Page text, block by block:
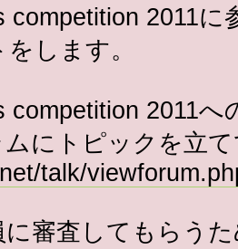
competition 2011
します。
competition 2011へ
にトピックを立
talk/
に審査してもらう